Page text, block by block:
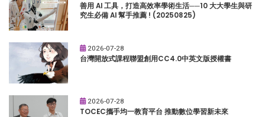
善用 AI 工具，打造高效率學術生活──10 大大學生與研
究生必備 AI 幫手推薦 ! (20250825)
2026-07-28
台灣開放式課程聯盟創用CC4.0中英文版授權書
2026-07-28
TOCEC攜手均一教育平台 推動數位學習新未來